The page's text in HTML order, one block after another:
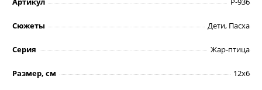
Сюжеты Дети, Пасха
Серия Жар-птица
Размер, см 12х6